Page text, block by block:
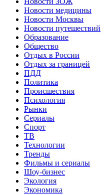
Новости медицины
Новости Москвы
Новости путешествий
Образование
Общество
Отдых в России
Отдых за границей
ПДД
Политика
Происшествия
Психология
Рынки
Сериалы
Спорт
ТВ
Технологии
Тренды
Фильмы и сериалы
Шоу-бизнес
Экология
Экономика